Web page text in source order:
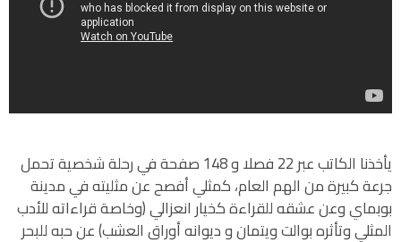
يأخذنا الكاتب عبر 22 فصلا و 148 صفحة في رحلة شخصية تحمل
جرعة كبيرة من الهم العام، كمثلي أفصح عن مثليته في مدينة
بوبماي وعن عشقه للقراءة كخيار انعزالي (وخاصة قراءاته للأدب
المثلي وتأثره بوالت ويتمان و ديوانه أوراق العشب) عن حبه للبحر